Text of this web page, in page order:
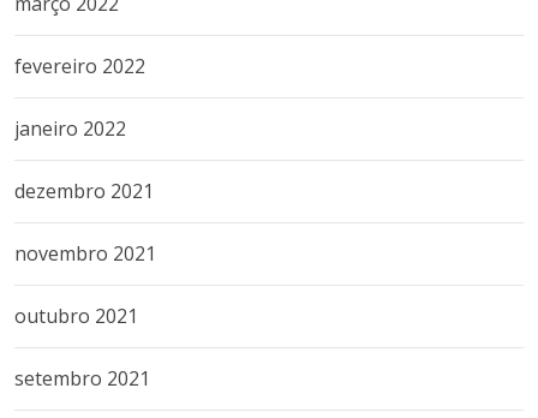
fevereiro 2022
janeiro 2022
dezembro 2021
novembro 2021
outubro 2021
setembro 2021